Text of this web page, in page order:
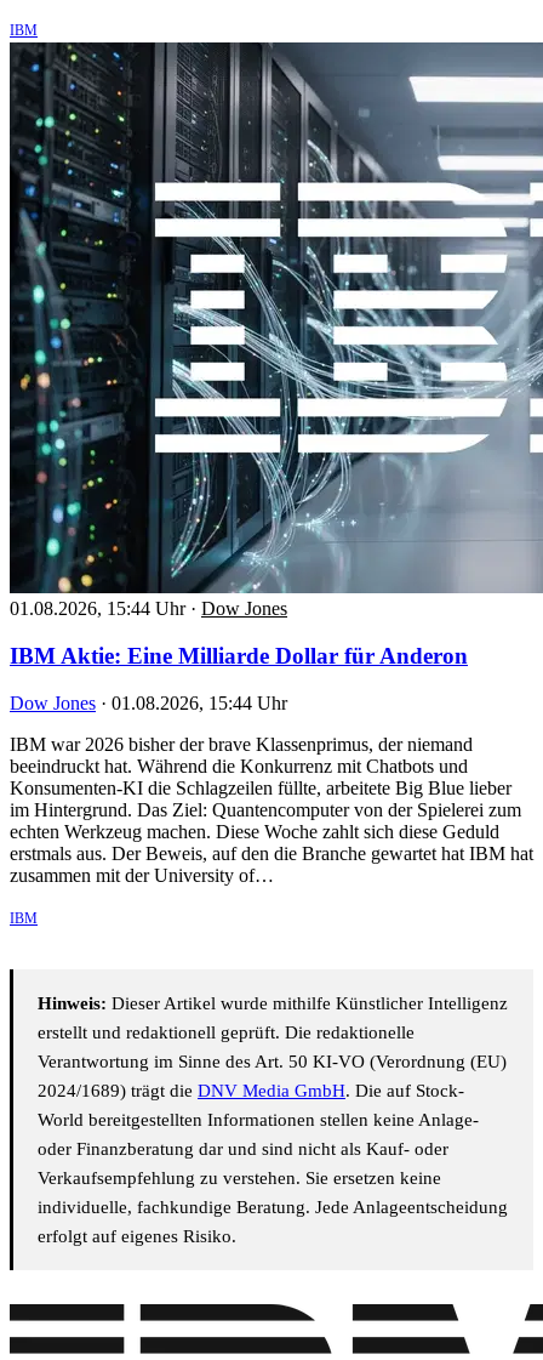
IBM
01.08.2026, 15:44 Uhr · Dow Jones
IBM Aktie: Eine Milliarde Dollar für Anderon
Dow Jones · 01.08.2026, 15:44 Uhr
IBM war 2026 bisher der brave Klassenprimus, der niemand
beeindruckt hat. Während die Konkurrenz mit Chatbots und
Konsumenten-KI die Schlagzeilen füllte, arbeitete Big Blue lieber
im Hintergrund. Das Ziel: Quantencomputer von der Spielerei zum
echten Werkzeug machen. Diese Woche zahlt sich diese Geduld
erstmals aus. Der Beweis, auf den die Branche gewartet hat IBM hat
zusammen mit der University of…
IBM
Hinweis: Dieser Artikel wurde mithilfe Künstlicher Intelligenz
erstellt und redaktionell geprüft. Die redaktionelle
Verantwortung im Sinne des Art. 50 KI-VO (Verordnung (EU)
2024/1689) trägt die DNV Media GmbH. Die auf Stock-
World bereitgestellten Informationen stellen keine Anlage-
oder Finanzberatung dar und sind nicht als Kauf- oder
Verkaufsempfehlung zu verstehen. Sie ersetzen keine
individuelle, fachkundige Beratung. Jede Anlageentscheidung
erfolgt auf eigenes Risiko.